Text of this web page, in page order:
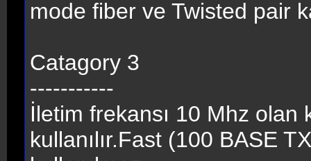
mode fiber ve Twisted pair
Catagory 3
-----------
İletim frekansı 10 Mhz olan
kullanılır.Fast (100 BASE